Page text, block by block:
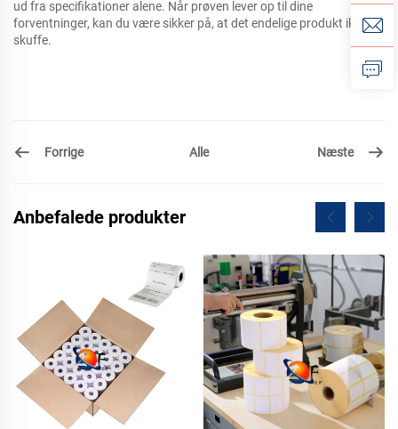
ud fra specifikationer alene. Når prøven lever op til dine
forventninger, kan du være sikker på, at det endelige produkt ikke vil
skuffe.
Forrige Alle Næste
Anbefalede produkter